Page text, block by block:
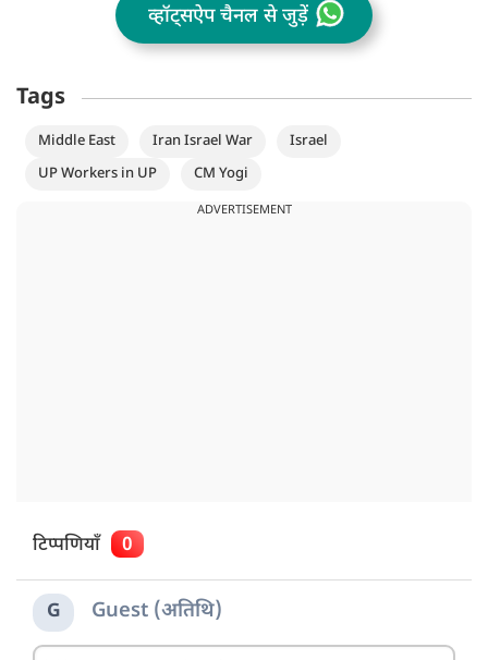
व्हॉट्सऐप चैनल से जुड़ें
Tags
Middle East Iran Israel War
Israel
UP Workers in UP
CM Yogi
ADVERTISEMENT
टिप्पणियाँ 0
G Guest (अतिथि)